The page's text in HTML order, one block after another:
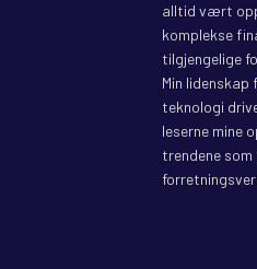
alltid vært
komplekse
tilgjengelige
Min lidenskap
teknologi
leserne mine
trendene